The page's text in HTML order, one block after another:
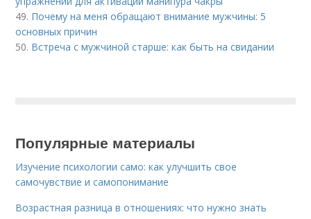
49. Почему на меня обращают внимание мужчины: 5
основных причин
50. Встреча с мужчиной старше: как быть на свидании
Популярные материалы
Изучение психологии само: как улучшить свое
самочувствие и самопонимание
Возрастная разница в отношениях: что нужно знать